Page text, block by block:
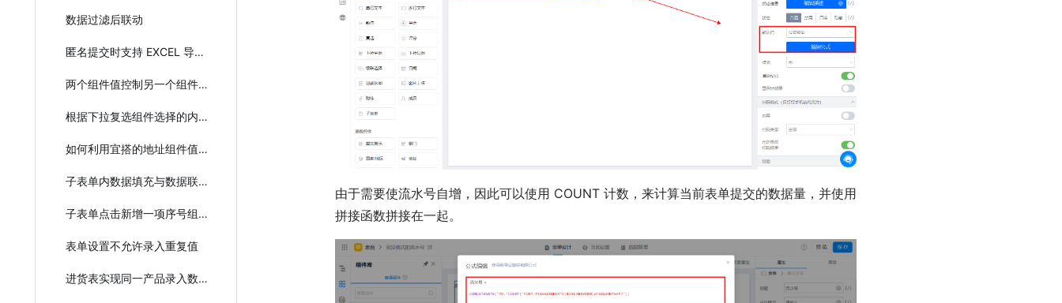
数据过滤后联动
匿名提交时支持 EXCEL 导入子表单
两个组件值控制另一个组件的状态
根据下拉复选组件选择的内容填充子表单
如何利用宜搭的地址组件值用于下拉组件
子表单内数据填充与数据联动混合使用
子表单点击新增一项序号组件加一
表单设置不允许录入重复值
进货表实现同一产品录入数量进行叠加
由于需要使流水号自增，因此可以使用 COUNT 计数，来计算当前表单提交的数据量，并使用
拼接函数拼接在一起。